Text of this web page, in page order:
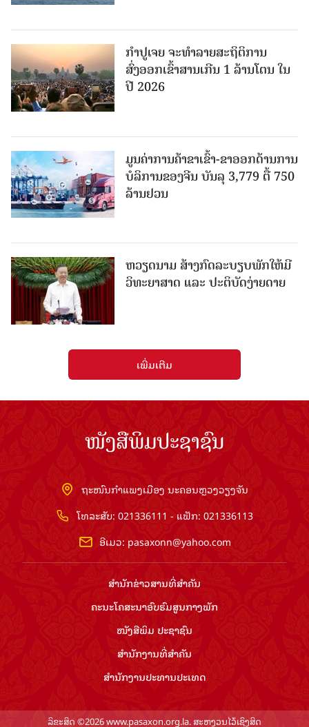
ກຳປູເຈຍ ຈະທຳລາຍສະຖິຕິການ
ສົ່ງອອກເຂົ້າສານເກີນ 1 ລ້ານໂຕນ ໃນ
ປີ 2026
ມູນຄ່າການຄ້າຂາເຂົ້າ-ຂາອອກດ້ານການ
ບໍລິການຂອງຈີນ ບັນລຸ 3,779 ຕື້ 750
ລ້ານຢວນ
ຫວຽດນາມ ສ້າງກົດລະບຽບພັກໃຫ້ມີ
ວິທະຍາສາດ ແລະ ປະຕິບັດງ່າຍດາຍ
ເພີ່ມເຕີມ
ໜັງສືພິມປະຊາຊົນ
ຖະໜົນກຳແພງເມືອງ ນະຄອນຫຼວງວຽງຈັນ
ໂທລະສັບ: 021336111 - ແຟັກ: 021336113
ອີເມວ: pasaxonn@yahoo.com
ສຳ​ນັກ​ຂ່າວ​ສານ​ທີ່​ສຳ​ຄັນ​
ຄະນະໂຄສະນາອົບຮົມ​ສູນ​ກາງ​ພັກ
ໜັງສືພິມ ປະ​ຊາ​ຊົນ
ສຳ​ນັກ​ງານ​ທີ່​ສຳ​ຄັນ
ສຳ​ນັກ​ງານ​ປະ​ທານ​ປະ​ເທດ
ລິຂະສິດ ©2026 www.pasaxon.org.la. ສະຫງວນໄວ້ເຊິງສິດ